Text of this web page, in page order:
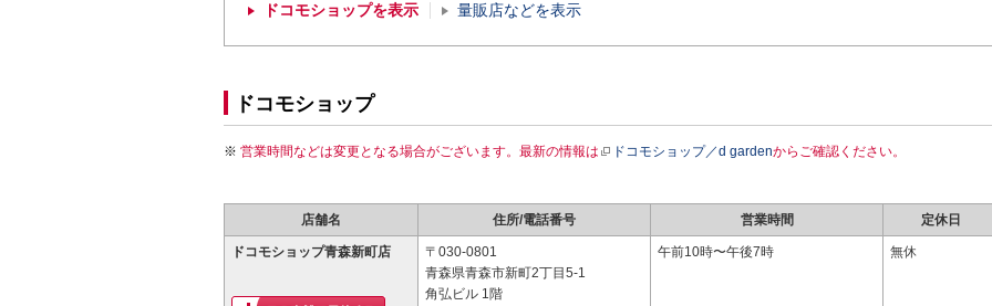
ドコモショップを表示 量販店などを表示
ドコモショップ
営業時間などは変更となる場合がございます。最新の情報は ドコモショップ／d gardenからご確認ください。
店舗名 住所/電話番号 営業時間 定休日
ドコモショップ青森新町店
〒030-0801
青森県青森市新町2丁目5-1
角弘ビル 1階
午前10時〜午後7時 無休